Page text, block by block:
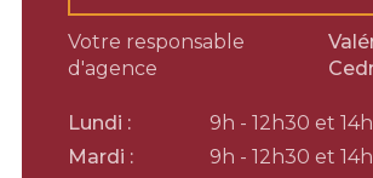
Votre responsable
d'agence
Lundi :
9h - 12h30 et
Mardi :
9h - 12h30 et